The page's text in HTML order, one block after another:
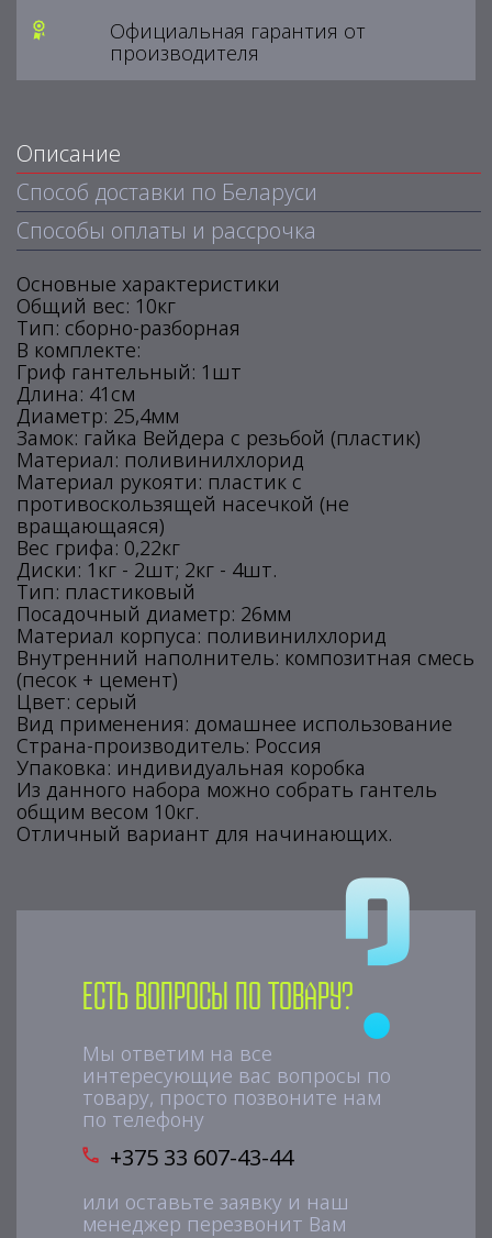
Официальная гарантия от
производителя
Описание
Способ доставки по Беларуси
Способы оплаты и рассрочка
Основные характеристики
Общий вес: 10кг
Тип: сборно-разборная
В комплекте:
Гриф гантельный: 1шт
Длина: 41см
Диаметр: 25,4мм
Замок: гайка Вейдера с резьбой (пластик)
Материал: поливинилхлорид
Материал рукояти: пластик с
противоскользящей насечкой (не
вращающаяся)
Вес грифа: 0,22кг
Диски: 1кг - 2шт; 2кг - 4шт.
Тип: пластиковый
Посадочный диаметр: 26мм
Материал корпуса: поливинилхлорид
Внутренний наполнитель: композитная смесь
(песок + цемент)
Цвет: серый
Вид применения: домашнее использование
Страна-производитель: Россия
Упаковка: индивидуальная коробка
Из данного набора можно собрать гантель
общим весом 10кг.
Отличный вариант для начинающих.
Есть вопросы по товару?
Мы ответим на все
интересующие вас вопросы по
товару, просто позвоните нам
по телефону
+375 33 607-43-44
или оставьте заявку и наш
менеджер перезвонит Вам